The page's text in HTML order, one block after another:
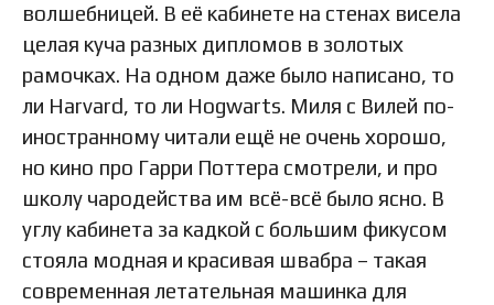
волшебницей. В её кабинете на стенах висела
целая куча разных дипломов в золотых
рамочках. На одном даже было написано, то
ли Harvard, то ли Hogwarts. Миля с Вилей по-
иностранному читали ещё не очень хорошо,
но кино про Гарри Поттера смотрели, и про
школу чародейства им всё-всё было ясно. В
углу кабинета за кадкой с большим фикусом
стояла модная и красивая швабра – такая
современная летательная машинка для